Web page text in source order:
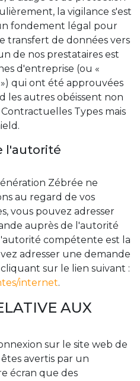
la vigilance s'est
fondement légal pour
de données vers
de nos prestataires est
d'entreprise (ou «
qui ont été approuvées
les autres obéissent non
Types mais
l'autorité
Zébrée ne
au regard de vos
vous pouvez adresser
auprès de l'autorité
compétente est la
adresser une demande
sur le lien suivant :
internet.
AUX
sur le site web de
avertis par un
écran que des